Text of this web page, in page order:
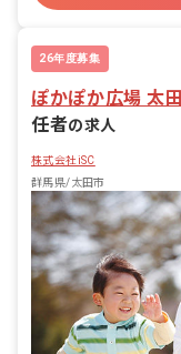
26年度募集
ぽかぽか広場 太田
任者の求人
株式会社iSC
群馬県/太田市